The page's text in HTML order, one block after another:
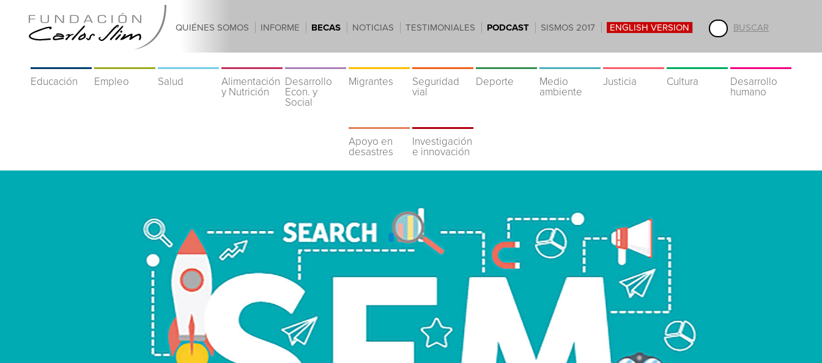
BUSCAR
QUIÉNES SOMOS INFORME BECAS NOTICIAS TESTIMONIALES PODCAST SISMOS 2017 ENGLISH VERSION
Educación Empleo Salud
Alimentación
y Nutrición
Desarrollo
Econ. y
Social
Migrantes
Seguridad
vial
Deporte
Medio
ambiente
Justicia Cultura
Desarrollo
humano
Apoyo en
desastres
Investigación
e innovación